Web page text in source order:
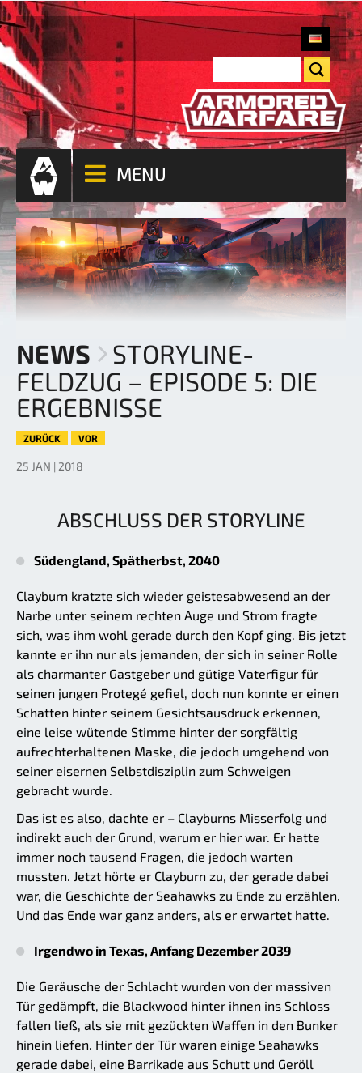
MENU
NEWS
STORYLINE-
FELDZUG – EPISODE 5: DIE
ERGEBNISSE
ZURÜCK VOR
25 JAN | 2018
ABSCHLUSS DER STORYLINE
Südengland, Spätherbst, 2040
Clayburn kratzte sich wieder geistesabwesend an der
Narbe unter seinem rechten Auge und Strom fragte
sich, was ihm wohl gerade durch den Kopf ging. Bis jetzt
kannte er ihn nur als jemanden, der sich in seiner Rolle
als charmanter Gastgeber und gütige Vaterfigur für
seinen jungen Protegé gefiel, doch nun konnte er einen
Schatten hinter seinem Gesichtsausdruck erkennen,
eine leise wütende Stimme hinter der sorgfältig
aufrechterhaltenen Maske, die jedoch umgehend von
seiner eisernen Selbstdisziplin zum Schweigen
gebracht wurde.
Das ist es also, dachte er – Clayburns Misserfolg und
indirekt auch der Grund, warum er hier war. Er hatte
immer noch tausend Fragen, die jedoch warten
mussten. Jetzt hörte er Clayburn zu, der gerade dabei
war, die Geschichte der Seahawks zu Ende zu erzählen.
Und das Ende war ganz anders, als er erwartet hatte.
Irgendwo in Texas, Anfang Dezember 2039
Die Geräusche der Schlacht wurden von der massiven
Tür gedämpft, die Blackwood hinter ihnen ins Schloss
fallen ließ, als sie mit gezückten Waffen in den Bunker
hinein liefen. Hinter der Tür waren einige Seahawks
gerade dabei, eine Barrikade aus Schutt und Geröll